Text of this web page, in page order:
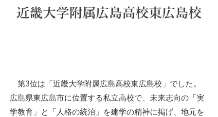
第3位は「近畿大学附属広島高校東広島校」でした。
広島県東広島市に位置する私立高校で、未来志向の「実
学教育」と「人格の統治」を建学の精神に掲げ、地元を